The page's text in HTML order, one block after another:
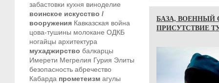
забастовки кухня виноделие
воинское искусство /
вооружения Кавказская война
цова-тушины молокане ОДКБ
ногайцы архитектура
мухаджирство балкарцы
Имерети Мегрелия Гурия Элиты
безопасность абречество
Кабарда прометеизм агулы
БАЗА, ВОЕННЫЙ
ПРИСУТСТВИЕ